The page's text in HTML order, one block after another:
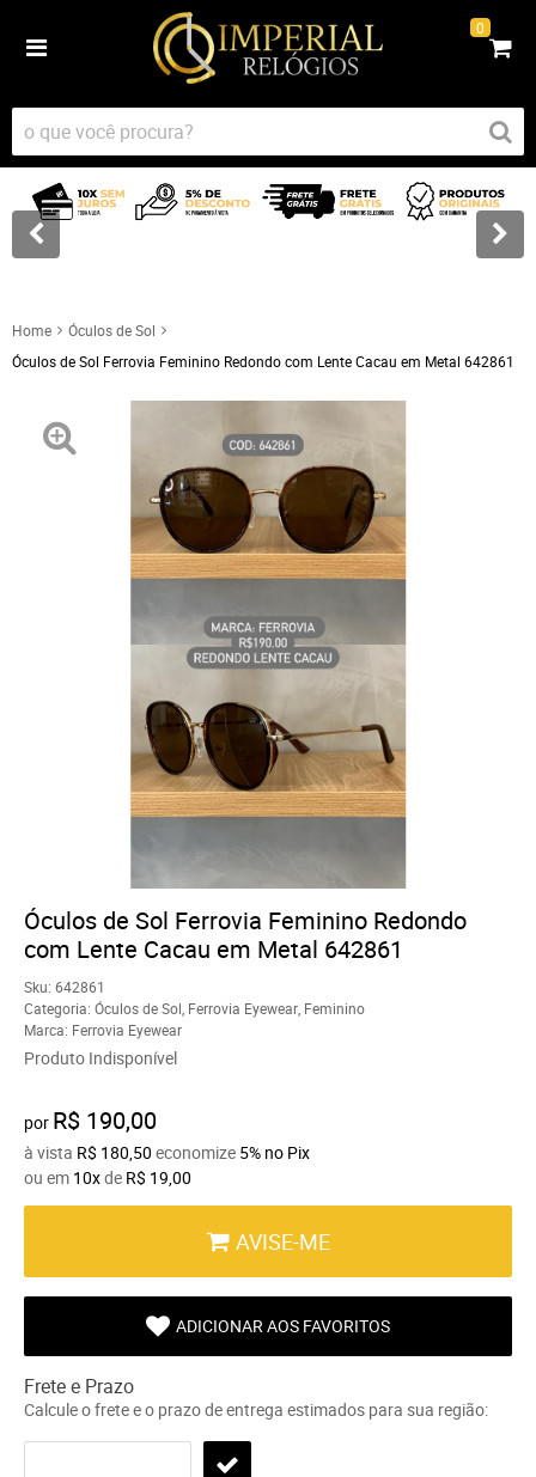
0
Home
Óculos de Sol
Óculos de Sol Ferrovia Feminino Redondo com Lente Cacau em Metal 642861
Óculos de Sol Ferrovia Feminino Redondo
com Lente Cacau em Metal 642861
Sku: 642861
Categoria: Óculos de Sol Ferrovia Eyewear Feminino
Marca: Ferrovia Eyewear
Produto Indisponível
por R$ 190,00
à vista R$ 180,50 economize 5% no Pix
ou em 10xde R$ 19,00
AVISE-ME
ADICIONAR AOS FAVORITOS
Frete e Prazo
Calcule o frete e o prazo de entrega estimados para sua região: